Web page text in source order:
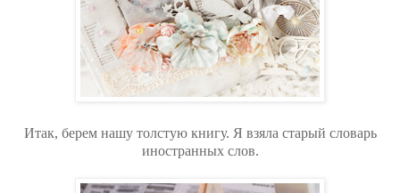
Итак, берем нашу толстую книгу. Я взяла старый словарь
иностранных слов.